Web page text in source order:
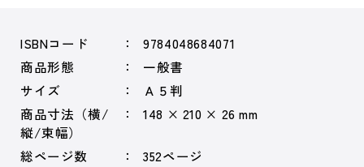
ISBNコード
9784048684071
商品形態
一般書
サイズ
Ａ５判
商品寸法（横/
縦/束幅）
148 × 210 × 26 mm
総ページ数 352ページ